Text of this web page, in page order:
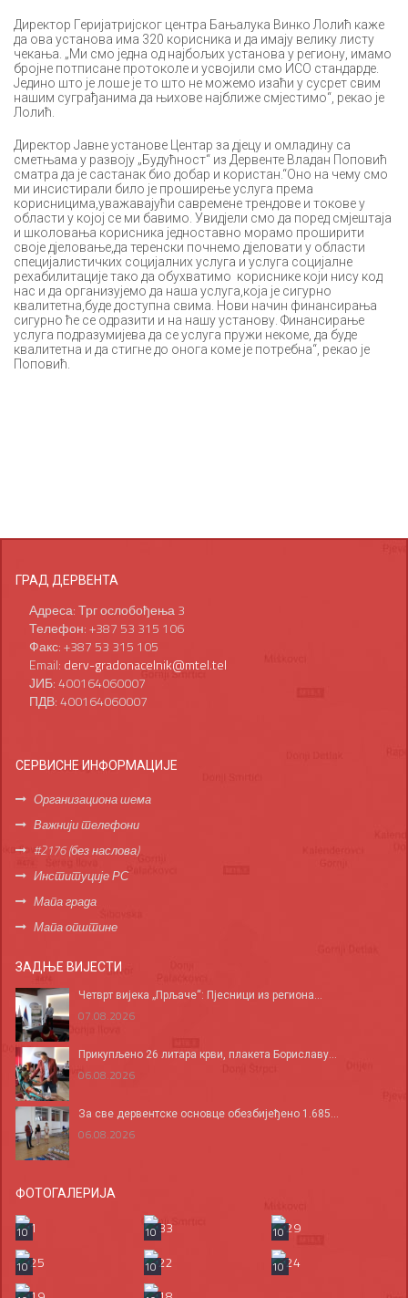
Директор Геријатријског центра Бањалука Винко Лолић каже
да ова установа има 320 корисника и да имају велику листу
чекања. „Ми смо једна од најбољих установа у региону, имамо
бројне потписане протоколе и усвојили смо ИСО стандарде.
Једино што је лоше је то што не можемо изаћи у сусрет свим
нашим суграђанима да њихове најближе смјестимо“, рекао је
Лолић.
Директор Јавне установе Центар за дјецу и омладину са
сметњама у развоју „Будућност“ из Дервенте Владан Поповић
сматра да је састанак био добар и користан.“Оно на чему смо
ми инсистирали било је проширење услуга према
корисницима,уважавајући савремене трендове и токове у
области у којој се ми бавимо. Увидјели смо да поред смјештаја
и школовања корисника једноставно морамо проширити
своје дјеловање,да теренски почнемо дјеловати у области
специјалистичких социјалних услуга и услуга социјалне
рехабилитације тако да обухватимо кориснике који нису код
нас и да организујемо да наша услуга,која је сигурно
квалитетна,буде доступна свима. Нови начин финансирања
сигурно ће се одразити и на нашу установу. Финансирање
услуга подразумијева да се услуга пружи некоме, да буде
квалитетна и да стигне до онога коме је потребна“, рекао је
Поповић.
ГРАД ДЕРВЕНТА
Адреса: Трг ослобођења 3
Телефон: +387 53 315 106
Факс: +387 53 315 105
Email: derv-gradonacelnik@mtel.tel
ЈИБ: 400164060007
ПДВ: 400164060007
СЕРВИСНЕ ИНФОРМАЦИЈЕ
Организациона шема
Важнији телефони
#2176 (без наслова)
Институције РС
Мапа града
Мапа општине
ЗАДЊЕ ВИЈЕСТИ
Четврт вијека „Прљаче“: Пјесници из региона...
07.08.2026
Прикупљено 26 литара крви, плакета Бориславу...
06.08.2026
За све дервентске основце обезбијеђено 1.685...
06.08.2026
ФОТОГАЛЕРИЈА
10 10
10
10
10
10